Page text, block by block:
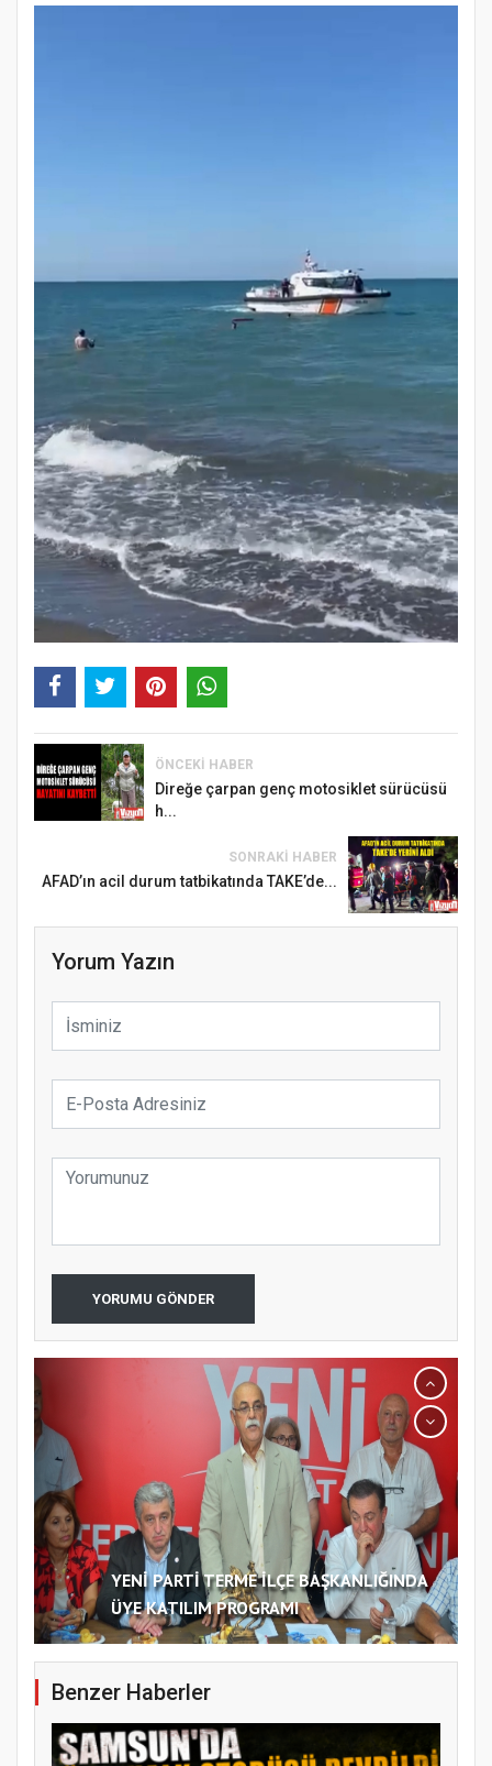
ÖNCEKI HABER
Direğe çarpan genç motosiklet sürücüsü
h...
SONRAKI HABER
AFAD’ın acil durum tatbikatında TAKE’de...
Yorum Yazın
YORUMU GÖNDER
YENİ PARTİ TERME İLÇE BAŞKANLIĞINDA
ÜYE KATILIM PROGRAMI
Benzer Haberler